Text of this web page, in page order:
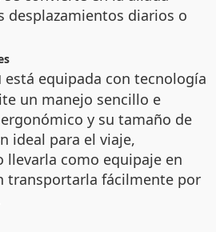
desplazamientos diarios o
está equipada con tecnología
un manejo sencillo e
y su tamaño de
ideal para el viaje,
como equipaje en
transportarla fácilmente por